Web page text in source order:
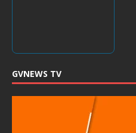
GVNEWS TV